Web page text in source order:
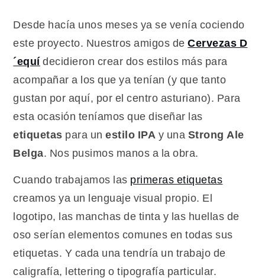
dejan
Desde hacía unos meses ya se venía cociendo
este proyecto. Nuestros amigos deCervezas D
´equídecidieron crear dos estilos más para
acompañar a los que ya tenían (y que tanto
gustan por aquí, por el centro asturiano). Para
esta ocasión teníamos que diseñar las
etiquetas para unestilo IPA y una Strong Ale
Belga. Nos pusimos manos a la obra.
Cuando trabajamos las primeras etiquetas
creamos ya un lenguaje visual propio. El
logotipo, las manchas de tinta y las huellas de
oso serían elementos comunes en todas sus
etiquetas. Y cada una tendría un trabajo de
caligrafía, lettering o tipografía particular.